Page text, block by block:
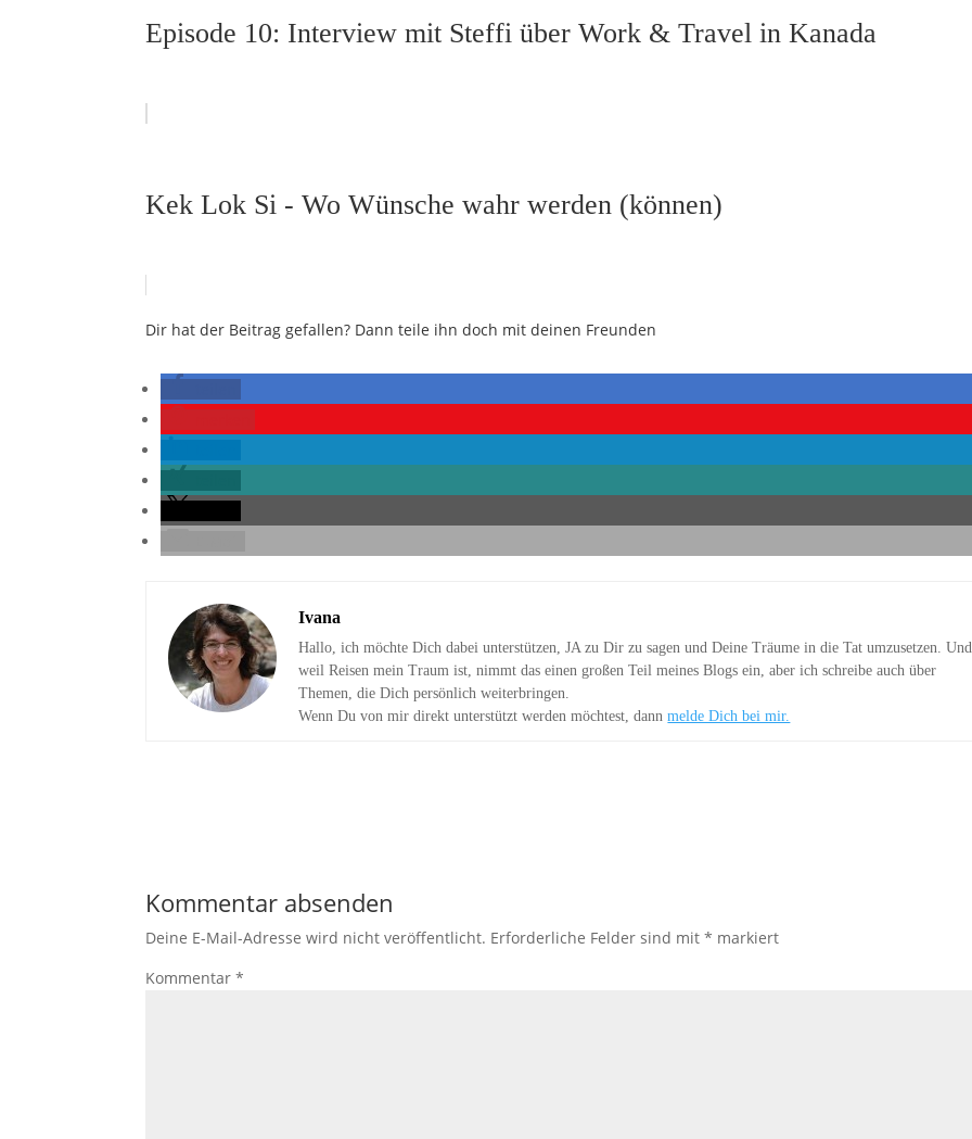
Episode 10: Interview mit Steffi über Work & Travel in Kanada
Kek Lok Si - Wo Wünsche wahr werden (können)
Dir hat der Beitrag gefallen? Dann teile ihn doch mit deinen Freunden
Ivana
Hallo, ich möchte Dich dabei unterstützen, JA zu Dir zu sagen und Deine Träume in die Tat umzusetzen. Und
weil Reisen mein Traum ist, nimmt das einen großen Teil meines Blogs ein, aber ich schreibe auch über
Themen, die Dich persönlich weiterbringen.
Wenn Du von mir direkt unterstützt werden möchtest, dannmelde Dich bei mir.
Kommentar absenden
Deine E-Mail-Adresse wird nicht veröffentlicht. Erforderliche Felder sind mit* markiert
Kommentar*